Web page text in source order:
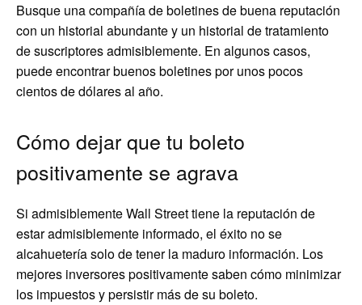
Busque una compañía de boletines de buena reputación
con un historial abundante y un historial de tratamiento
de suscriptores admisiblemente. En algunos casos,
puede encontrar buenos boletines por unos pocos
cientos de dólares al año.
Cómo dejar que tu boleto
positivamente se agrava
Si admisiblemente Wall Street tiene la reputación de
estar admisiblemente informado, el éxito no se
alcahuetería solo de tener la maduro información. Los
mejores inversores positivamente saben cómo minimizar
los impuestos y persistir más de su boleto.